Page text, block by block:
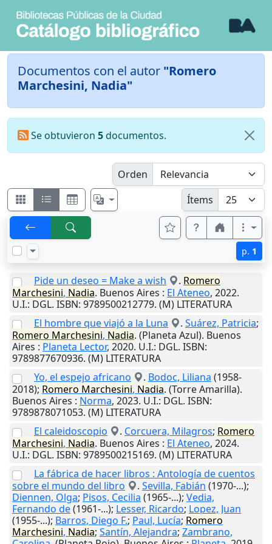
Documentos con el autor "Romero
Marchesini, Nadia"
Se obtuvieron 5documentos.
Orden
Ítems
p. 1
Pide un deseo = Make a wish . Romero
Marchesini, Nadia. Buenos Aires : El Ateneo, 2022.
U.I.: DGL. ISBN: 9789500212779. (M) LITERATURA
El hombre que viajó a la Luna
. Suárez, Patricia;
Romero Marchesini, Nadia. (Planeta Azul). Buenos
Aires : Planeta Lector, 2020. U.I.: DGL. ISBN:
9789877670936. (M) LITERATURA
Yo, el espejo africano
. Bodoc, Liliana (1958-
2018); Romero Marchesini, Nadia. (Torre Amarilla).
Buenos Aires : Norma, 2023. U.I.: DGL. ISBN:
9789878071053. (M) LITERATURA
El caleidoscopio
. Corcuera, Milagros; Romero
Marchesini, Nadia. Buenos Aires : El Ateneo, 2024.
U.I.: DGL. ISBN: 9789500215169. (M) LITERATURA
La fábrica de hacer libros : Antología de cuentos
sobre el mundo del libro
. Sevilla, Fabián (1970-...);
Diennen, Olga; Pisos, Cecilia (1965-...); Vedia,
Fernando de(1961-...); Lesser, Ricardo; Lopez, Juan
(1955-...); Barros, Diego F.; Paul, Lucía; Romero
Marchesini, Nadia; Santín, Alejandra; Zambrano,